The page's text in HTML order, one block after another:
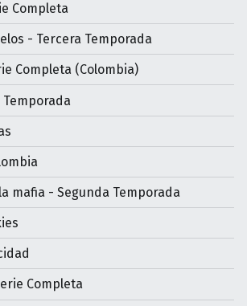
Completa
- Tercera Temporada
Completa (Colombia)
Temporada
mafia - Segunda Temporada
Completa